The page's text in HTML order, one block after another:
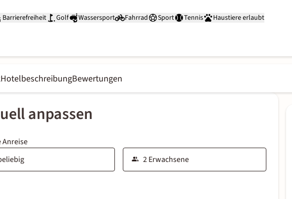
Barrierefreiheit Golf Wassersport Fahrrad Sport Tennis Haustiere erlaubt
HotelbeschreibungBewertungen
anpassen
Anreise